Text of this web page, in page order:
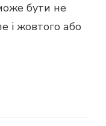
бути не
і жовтого або